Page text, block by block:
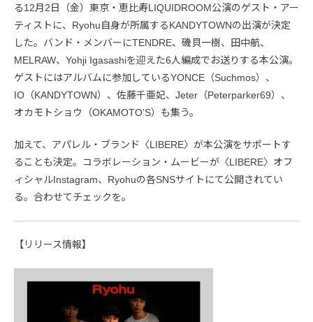
る12月2日（金）東京・恵比寿LIQUIDROOM公演のゲスト・アー
ティストに、Ryohu自身が所属するKANDYTOWNの出演が決定
した。バンド・メンバーにTENDRE、磯貝一樹、田中航、
MELRAW、Yohji Igasashiを迎えた6人編成でお送りする本公演。
ゲストにはアルバムに参加しているYONCE（Suchmos）、
IO（KANDYTOWN）、佐藤千亜妃、Jeter（Peterparker69）、
オカモトショウ（OKAMOTO’S）も集う。
加えて、アパレル・ブランド〈LIBERE〉が本公演をサポートす
ることも決定。コラボレーション・ムービーが〈LIBERE〉オフ
ィシャルInstagram、Ryohuの各SNSサイトにて公開されてい
る。合わせてチェックを。
【リリース情報】